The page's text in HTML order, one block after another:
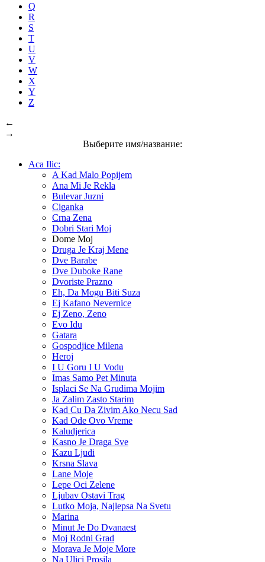
Q
R
S
T
U
V
W
X
Y
Z
←
→
Выберите имя/название:
Aca Ilic:
A Kad Malo Popijem
Ana Mi Je Rekla
Bulevar Juzni
Ciganka
Crna Zena
Dobri Stari Moj
Dome Moj
Druga Je Kraj Mene
Dve Barabe
Dve Duboke Rane
Dvoriste Prazno
Eh, Da Mogu Biti Suza
Ej Kafano Nevernice
Ej Zeno, Zeno
Evo Idu
Gatara
Gospodjice Milena
Heroj
I U Goru I U Vodu
Imas Samo Pet Minuta
Isplaci Se Na Grudima Mojim
Ja Zalim Zasto Starim
Kad Cu Da Zivim Ako Necu Sad
Kad Ode Ovo Vreme
Kaludjerica
Kasno Je Draga Sve
Kazu Ljudi
Krsna Slava
Lane Moje
Lepe Oci Zelene
Ljubav Ostavi Trag
Lutko Moja, Najlepsa Na Svetu
Marina
Minut Je Do Dvanaest
Moj Rodni Grad
Morava Je Moje More
Na Ulici Prosila